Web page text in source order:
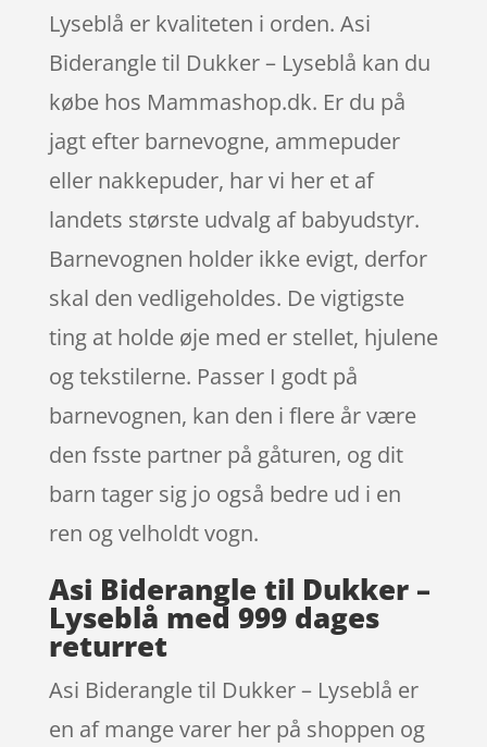
Lyseblå er kvaliteten i orden. Asi
Biderangle til Dukker – Lyseblå kan du
købe hos Mammashop.dk. Er du på
jagt efter barnevogne, ammepuder
eller nakkepuder, har vi her et af
landets største udvalg af babyudstyr.
Barnevognen holder ikke evigt, derfor
skal den vedligeholdes. De vigtigste
ting at holde øje med er stellet, hjulene
og tekstilerne. Passer I godt på
barnevognen, kan den i flere år være
den fsste partner på gåturen, og dit
barn tager sig jo også bedre ud i en
ren og velholdt vogn.
Asi Biderangle til Dukker –
Lyseblå med 999 dages
returret
Asi Biderangle til Dukker – Lyseblå er
en af mange varer her på shoppen og